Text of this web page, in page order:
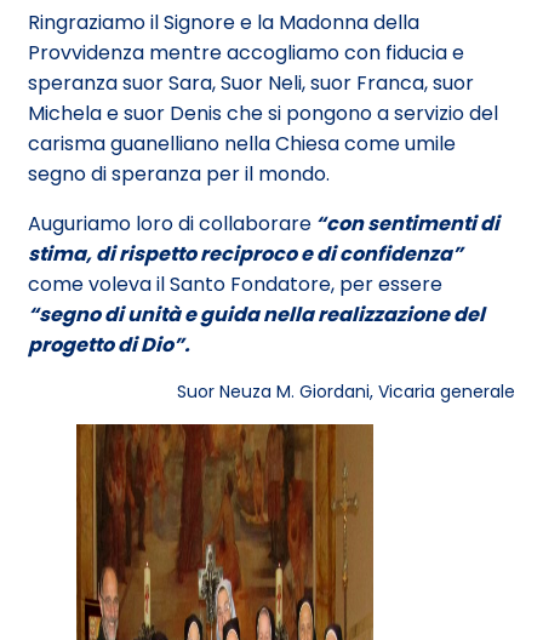
Ringraziamo il Signore e la Madonna della
Provvidenza mentre accogliamo con fiducia e
speranza suor Sara, Suor Neli, suor Franca, suor
Michela e suor Denis che si pongono a servizio del
carisma guanelliano nella Chiesa come umile
segno di speranza per il mondo.
Auguriamo loro di collaborare “con sentimenti di
stima, di rispetto reciproco e di confidenza”
come voleva il Santo Fondatore, per essere
“segno di unità e guida nella realizzazione del
progetto di Dio”.
Suor Neuza M. Giordani, Vicaria generale